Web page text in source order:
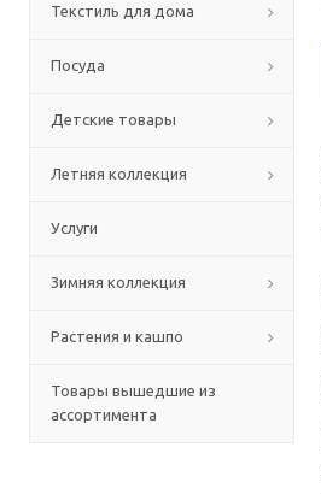
Текстиль для дома
Посуда
Детские товары
Летняя коллекция
Услуги
Зимняя коллекция
Растения и кашпо
Товары вышедшие из
ассортимента